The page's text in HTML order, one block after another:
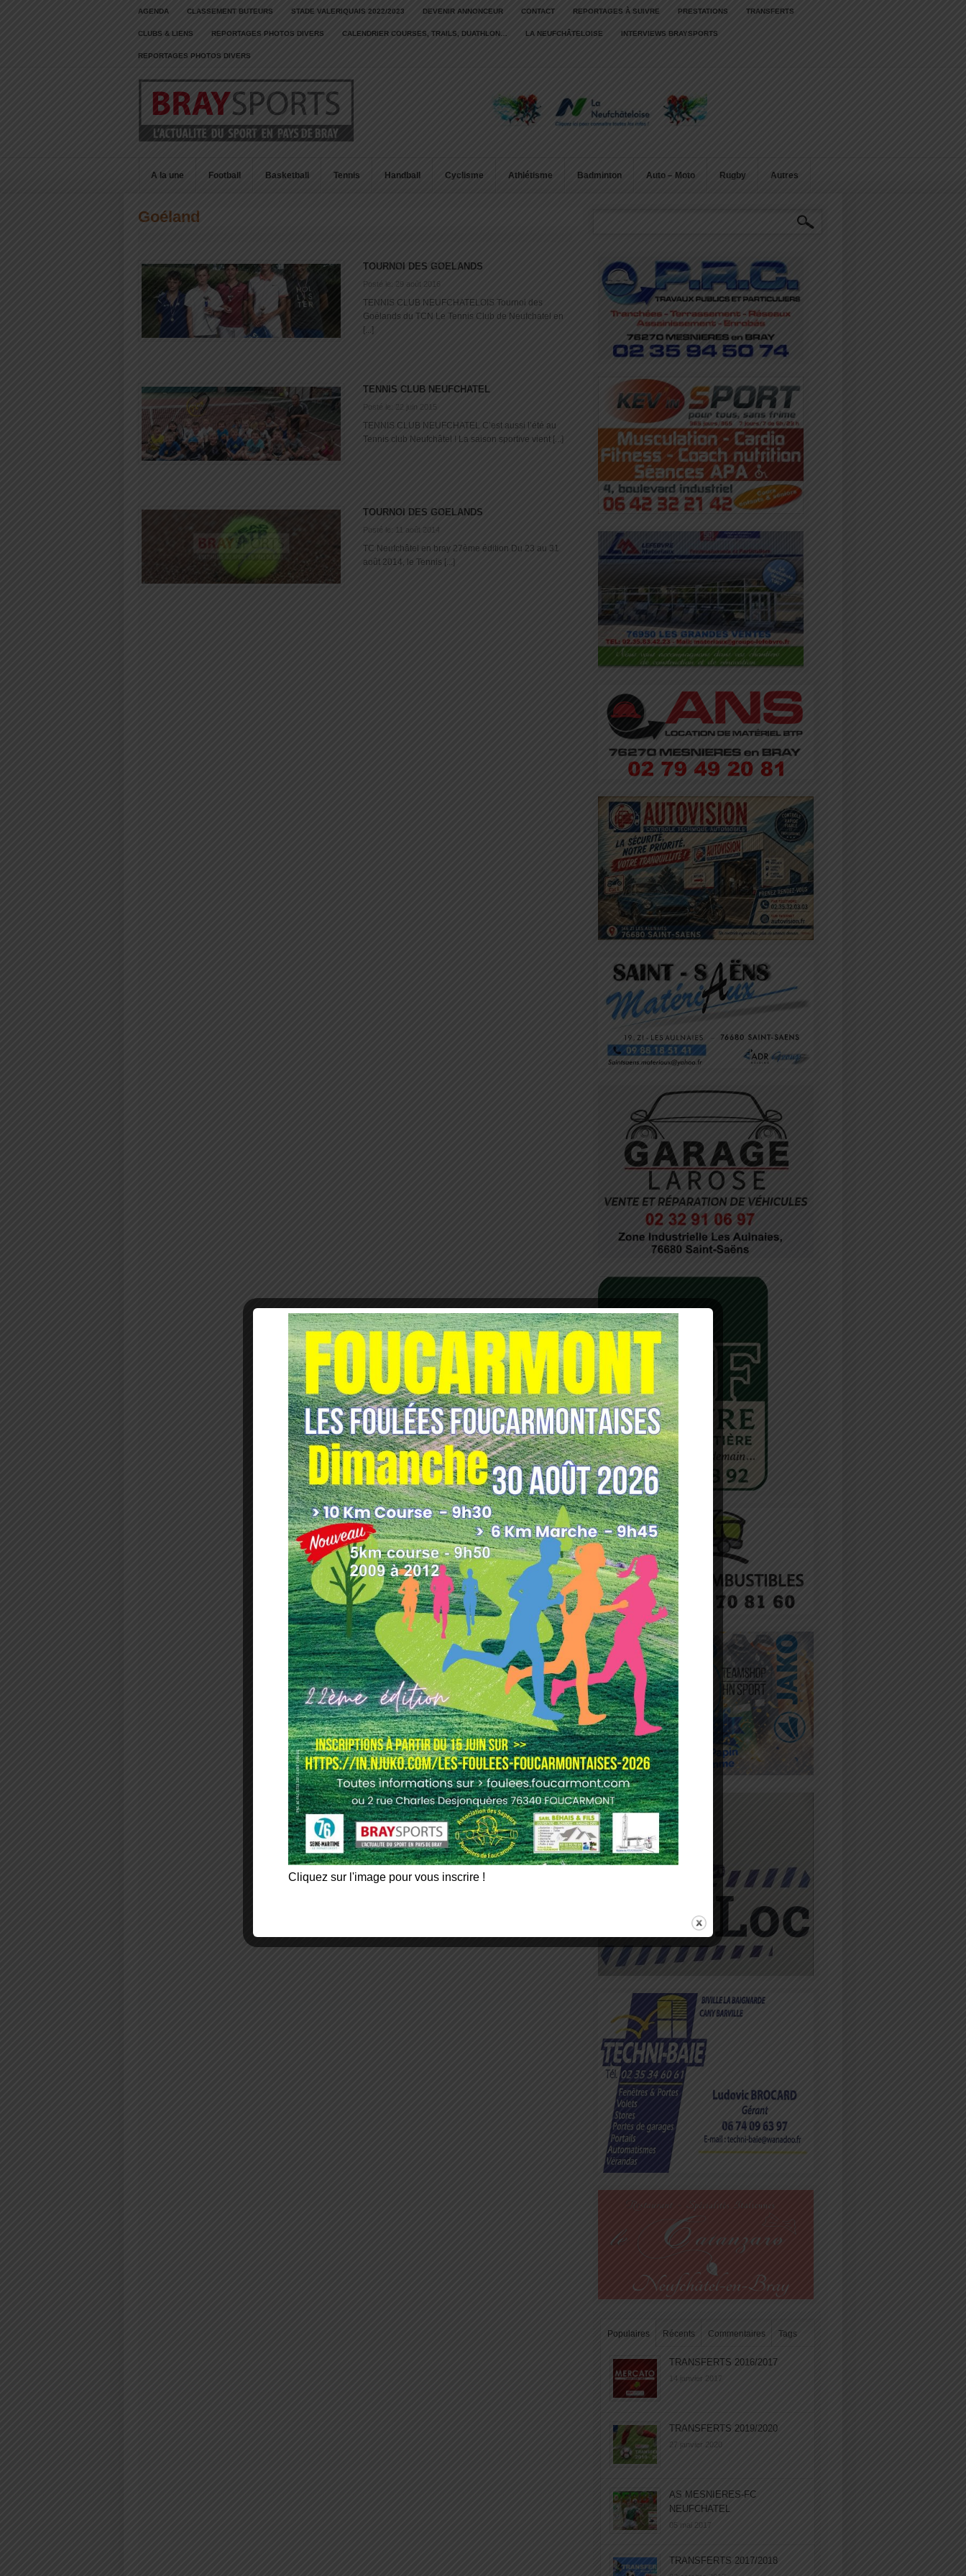
AGENDA CLASSEMENT BUTEURS STADE VALERIQUAIS 2022/2023 DEVENIR ANNONCEUR CONTACT REPORTAGES À SUIVRE PRESTATIONS TRANSFERTS
CLUBS & LIENS REPORTAGES PHOTOS DIVERS CALENDRIER COURSES, TRAILS, DUATHLON… LA NEUFCHÂTELOISE INTERVIEWS BRAYSPORTS
REPORTAGES PHOTOS DIVERS
A la une Football Basketball Tennis Handball Cyclisme Athlétisme Badminton Auto – Moto Rugby Autres
Goéland
TOURNOI DES GOELANDS
Posté le: 29 août 2016
TENNIS CLUB NEUFCHATELOIS Tournoi des
Goélands du TCN Le Tennis Club de Neufchatel en
[...]
TENNIS CLUB NEUFCHATEL
Posté le: 22 juin 2015
TENNIS CLUB NEUFCHATEL C’est aussi l’été au
Tennis club Neufchâtel ! La saison sportive vient [...]
TOURNOI DES GOELANDS
Posté le: 11 août 2014
TC Neufchâtel en bray 27ème édition Du 23 au 31
août 2014, le Tennis [...]
Populaires Récents Commentaires Tags
TRANSFERTS 2016/2017
14 janvier 2017
TRANSFERTS 2019/2020
27 janvier 2020
AS MESNIERES-FC
NEUFCHATEL
05 mai 2017
TRANSFERTS 2017/2018
Cliquez sur l'image pour vous inscrire !